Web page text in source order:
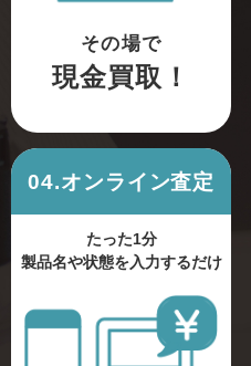
その場で
現金買取！
04.オンライン査定
たった1分
製品名や状態を入力するだけ